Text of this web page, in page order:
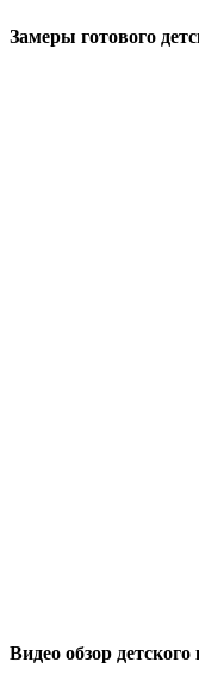
Замеры готового
Видео обзор